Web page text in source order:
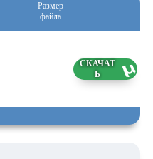
Размер
файла